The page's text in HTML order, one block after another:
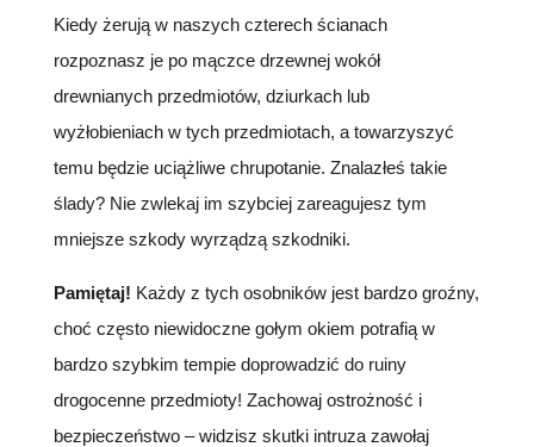
Kiedy żerują w naszych czterech ścianach
rozpoznasz je po mączce drzewnej wokół
drewnianych przedmiotów, dziurkach lub
wyżłobieniach w tych przedmiotach, a towarzyszyć
temu będzie uciążliwe chrupotanie. Znalazłeś takie
ślady? Nie zwlekaj im szybciej zareagujesz tym
mniejsze szkody wyrządzą szkodniki.
Pamiętaj! Każdy z tych osobników jest bardzo groźny,
choć często niewidoczne gołym okiem potrafią w
bardzo szybkim tempie doprowadzić do ruiny
drogocenne przedmioty! Zachowaj ostrożność i
bezpieczeństwo – widzisz skutki intruza zawołaj